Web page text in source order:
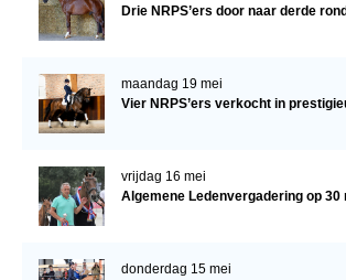
Drie NRPS’ers door naar derde
maandag 19 mei
Vier NRPS’ers verkocht in
vrijdag 16 mei
Algemene Ledenvergadering op 30
donderdag 15 mei